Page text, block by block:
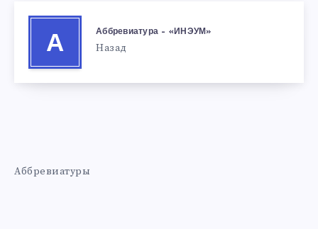
А
Аббревиатура – «ИНЭУМ»
Назад
Аббревиатуры